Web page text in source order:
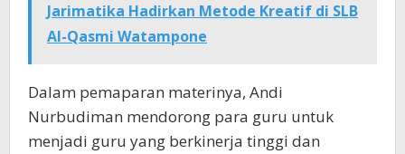
Jarimatika Hadirkan Metode Kreatif di SLB
Al-Qasmi Watampone
Dalam pemaparan materinya, Andi
Nurbudiman mendorong para guru untuk
menjadi guru yang berkinerja tinggi dan